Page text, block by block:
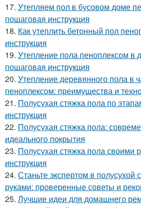
17. Утепляем пол в бусовом доме
пошаговая инструкция
18. Как утеплить бетонный пол
инструкция
19. Утепление пола пеноплексом в
пошаговая инструкция
20. Утепление деревянного пола в
пеноплексом: преимущества и
21. Полусухая стяжка пола по
инструкция
22. Полусухая стяжка пола:
идеального покрытия
23. Полусухая стяжка пола своими
инструкция
24. Станьте экспертом в полусухой
руками: проверенные советы и
25. Лучшие идеи для домашнего